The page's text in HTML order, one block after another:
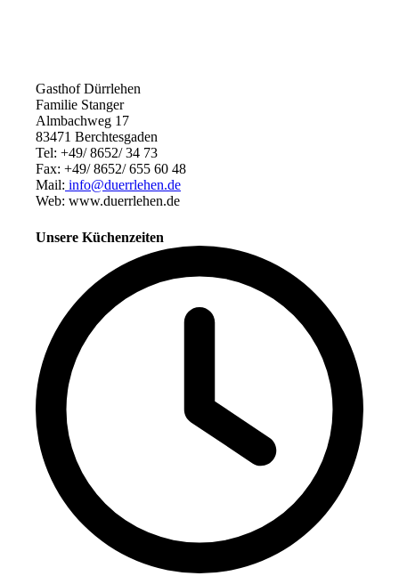
Gasthof Dürrlehen
Familie Stanger
Almbachweg 17
83471 Berchtesgaden
Tel: +49/ 8652/ 34 73
Fax: +49/ 8652/ 655 60 48
Mail: info@duerrlehen.de
Web: www.duerrlehen.de
Unsere Küchenzeiten